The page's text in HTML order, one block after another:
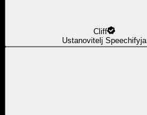
Cliff
Ustanovitelj Speechifyja